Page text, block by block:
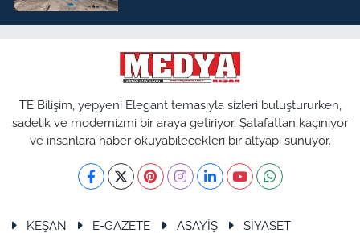
TE Bilişim, yepyeni Elegant temasıyla sizleri buluştururken,
sadelik ve modernizmi bir araya getiriyor. Şatafattan kaçınıyor
ve insanlara haber okuyabilecekleri bir altyapı sunuyor.
KEŞAN E-GAZETE ASAYİŞ
SİYASET